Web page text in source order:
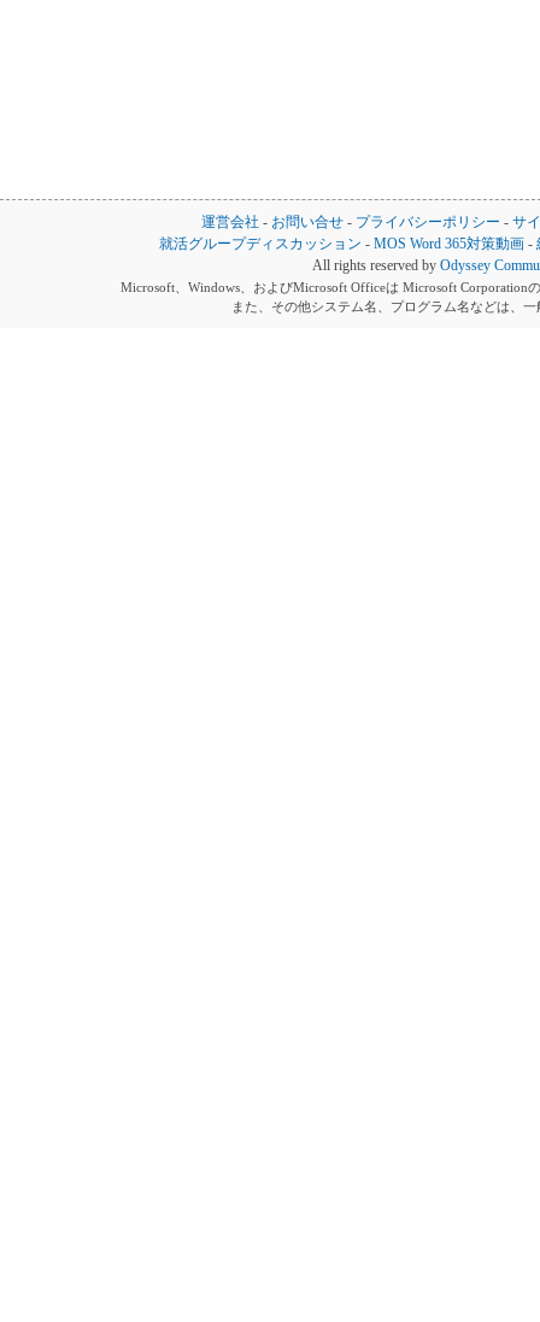
運営会社 - お問い合せ - プライバシーポリシー - サ
就活グループディスカッション -MOS Word 365対策動画 -
All rights reserved by Odyssey
Microsoft、Windows、およびMicrosoft Officeは Microsoft Corporation
また、その他システム名、プログラム名などは、